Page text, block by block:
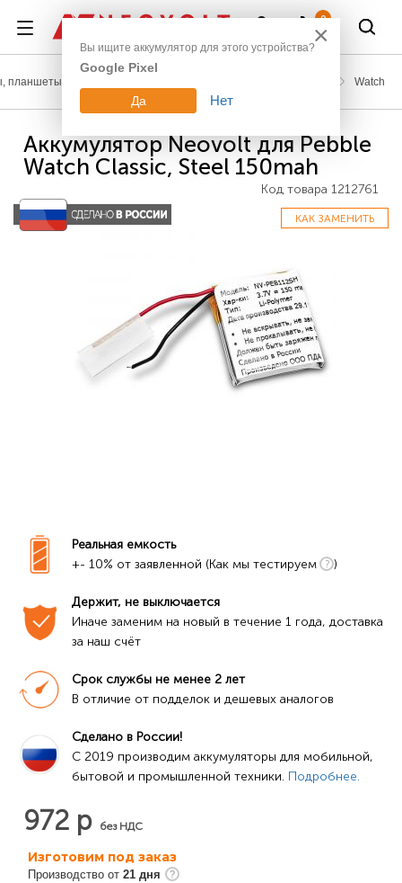
0
гаджеты Watch
Аккумулятор Neovolt для Pebble
Watch Classic, Steel 150mah
Код товара 1212761
КАК ЗАМЕНИТЬ
Реальная емкость
+- 10% от заявленной (Как мы тестируем
)
Держит, не выключается
Иначе заменим на новый в течение 1 года, доставка
за наш счёт
Срок службы не менее 2 лет
В отличие от подделок и дешевых аналогов
Сделано в России!
C 2019 производим аккумуляторы для мобильной,
бытовой и промышленной техники. Подробнее.
972 р без НДС
Изготовим под заказ
Производство от 21 дня
×
Вы ищите аккумулятор для этого устройства?
Google Pixel
Да Нет